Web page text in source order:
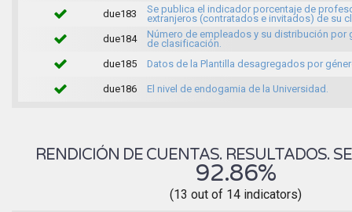
due183
Se publica el indicador porcentaje de
extranjeros (contratados e invitados) de su
due184
Número de empleados y su distribución por
de clasificación.
due185
Datos de la Plantilla desagregados por
due186 El nivel de endogamia de la Universidad.
RENDICIÓN DE CUENTAS. RESULTADOS.
92.86%
(13 out of 14 indicators)